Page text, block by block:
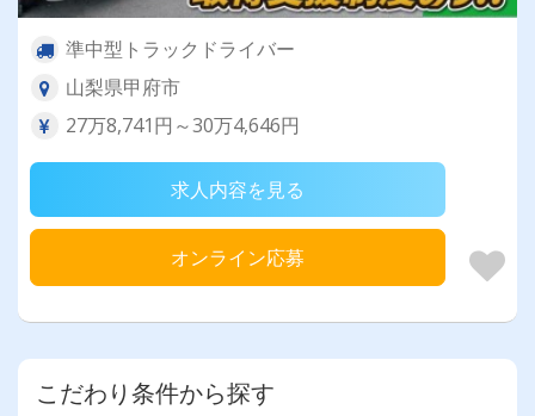
準中型トラックドライバー
山梨県甲府市
27万8,741円～30万4,646円
求人内容を見る
オンライン応募
こだわり条件から探す